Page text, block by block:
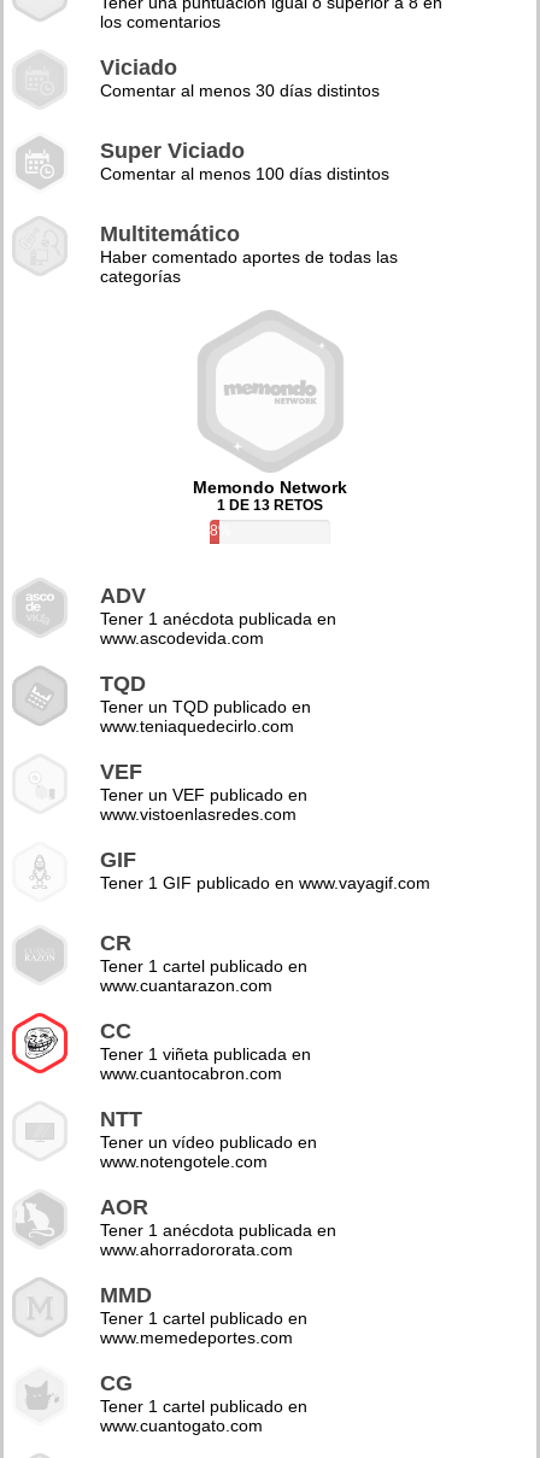
los comentarios
Viciado
Comentar al menos 30 días distintos
Super Viciado
Comentar al menos 100 días distintos
Multitemático
Haber comentado aportes de todas las
categorías
Memondo Network
1 DE 13 RETOS
8%
ADV
Tener 1 anécdota publicada en
www.ascodevida.com
TQD
Tener un TQD publicado en
www.teniaquedecirlo.com
VEF
Tener un VEF publicado en
www.vistoenlasredes.com
GIF
Tener 1 GIF publicado en www.vayagif.com
CR
Tener 1 cartel publicado en
www.cuantarazon.com
CC
Tener 1 viñeta publicada en
www.cuantocabron.com
NTT
Tener un vídeo publicado en
www.notengotele.com
AOR
Tener 1 anécdota publicada en
www.ahorradororata.com
MMD
Tener 1 cartel publicado en
www.memedeportes.com
CG
Tener 1 cartel publicado en
www.cuantogato.com